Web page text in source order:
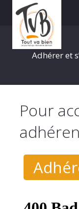
Adhérer et
Pour